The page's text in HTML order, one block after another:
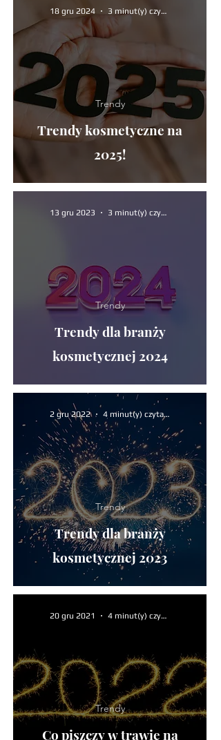
Trendy kosmetyczne na
2025!
Trendy
18 gru 2024 3 minut(y) czytania
Trendy dla branży
kosmetycznej 2024
Trendy
13 gru 2023 3 minut(y) czytania
Trendy dla branży
kosmetycznej 2023
Trendy
2 gru 2022 4 minut(y) czytania
Co piszczy w trawie na
Trendy
20 gru 2021 4 minut(y) czytania